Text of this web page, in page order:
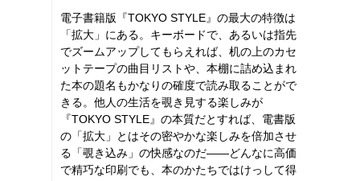
電子書籍版『TOKYO STYLE』の最大の特徴は
「拡大」にある。キーボードで、あるいは指先
でズームアップしてもらえれば、机の上のカセ
ットテープの曲目リストや、本棚に詰め込まれ
た本の題名もかなりの確度で読み取ることがで
きる。他人の生活を覗き見する楽しみが
『TOKYO STYLE』の本質だとすれば、電書版
の「拡大」とはその密やかな楽しみを倍加させ
る「覗き込み」の快感なのだ――どんなに高価
で精巧な印刷でも、本のかたちではけっして得